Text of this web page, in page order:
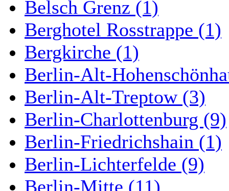
Belsch Grenz (1)
Berghotel Rosstrappe (1)
Bergkirche (1)
Berlin-Alt-
Berlin-Alt-Treptow (3)
Berlin-Charlottenburg (9)
Berlin-Friedrichshain (1)
Berlin-Lichterfelde (9)
Berlin-Mitte (11)